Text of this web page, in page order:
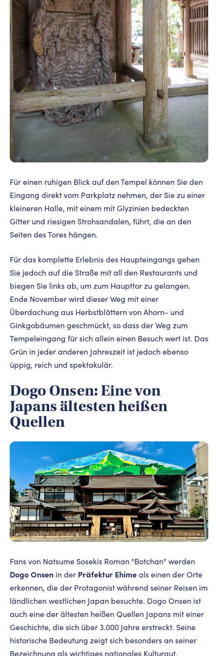
Für einen ruhigen Blick auf den Tempel können Sie den
Eingang direkt vom Parkplatz nehmen, der Sie zu einer
kleineren Halle, mit einem mit Glyzinien bedeckten
Gitter und riesigen Strohsandalen, führt, die an den
Seiten des Tores hängen.
Für das komplette Erlebnis des Haupteingangs gehen
Sie jedoch auf die Straße mit all den Restaurants und
biegen Sie links ab, um zum Haupttor zu gelangen.
Ende November wird dieser Weg mit einer
Überdachung aus Herbstblättern von Ahorn- und
Ginkgobäumen geschmückt, so dass der Weg zum
Tempeleingang für sich allein einen Besuch wert ist. Das
Grün in jeder anderen Jahreszeit ist jedoch ebenso
üppig, reich und spektakulär.
Dogo Onsen: Eine von
Japans ältesten heißen
Quellen
Fans von Natsume Sosekis Roman "Botchan" werden
Dogo Onsen in der Präfektur Ehimeals einen der Orte
erkennen, die der Protagonist während seiner Reisen im
ländlichen westlichen Japan besuchte. Dogo Onsen ist
auch eine der ältesten heißen Quellen Japans mit einer
Geschichte, die sich über 3.000 Jahre erstreckt. Seine
historische Bedeutung zeigt sich besonders an seiner
Bezeichnung als wichtiges nationales Kulturgut.